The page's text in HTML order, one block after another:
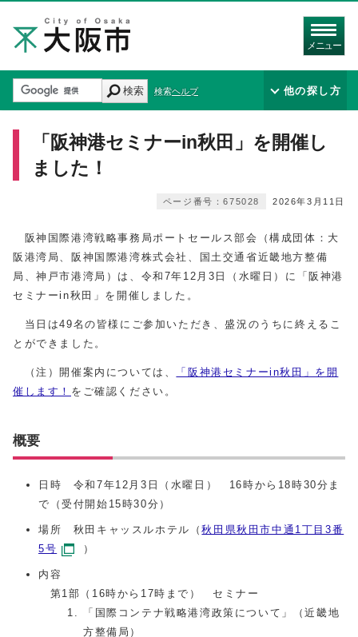
メニュー
検索 検索ヘルプ 他の探し方
「阪神港セミナーin秋田」を開催し
ました！
2026年3月11日
ページ番号：675028
阪神国際港湾戦略事務局ポートセールス部会（構成団体：大
阪港湾局、阪神国際港湾株式会社、国土交通省近畿地方整備
局、神戸市港湾局）は、令和7年12月3日（水曜日）に「阪神港
セミナーin秋田」を開催しました。
当日は49名の皆様にご参加いただき、盛況のうちに終えるこ
とができました。
（注）開催案内については、
「阪神港セミナーin秋田」を開
催します！ をご確認ください。
概要
日時 令和7年12月3日（水曜日） 16時から18時30分ま
で（受付開始15時30分）
場所 秋田キャッスルホテル（秋田県秋田市中通1丁目3番
5号
）
内容
第1部（16時から17時まで） セミナー
「国際コンテナ戦略港湾政策について」（近畿地
方整備局）